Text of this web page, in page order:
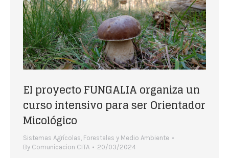
El proyecto FUNGALIA organiza un
curso intensivo para ser Orientador
Micológico
Sistemas Agrícolas, Forestales y Medio Ambiente
By Comunicacion CITA 20/03/2024